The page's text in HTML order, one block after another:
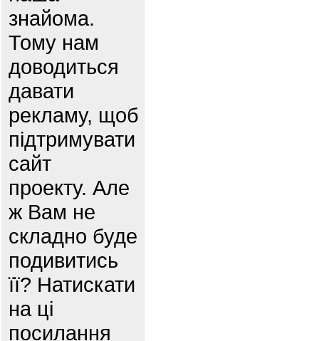
знайома.
Тому нам
доводиться
давати
рекламу, щоб
підтримувати
сайт
проекту. Але
ж Вам не
складно буде
подивитись
її? Натискати
на ці
посилання